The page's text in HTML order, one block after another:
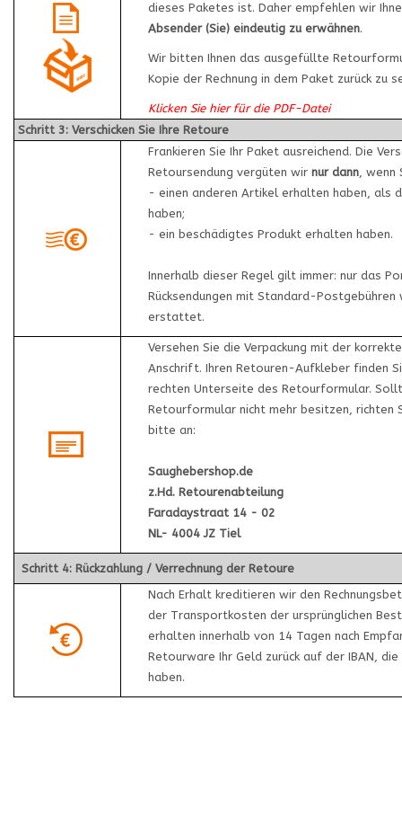
dieses Paketes ist. Daher empfehlen wir
Absender (Sie) eindeutig zu erwähnen.
Wir bitten Ihnen das ausgefüllte
Kopie der Rechnung in dem Paket zurück zu
Klicken Sie hier für die PDF-Datei
Schritt 3: Verschicken Sie Ihre Retoure
Frankieren Sie Ihr Paket ausreichend. Die
Retoursendung vergüten wir nur dann, wenn
- einen anderen Artikel erhalten haben, als
haben;
- ein beschädigtes Produkt erhalten haben.
Innerhalb dieser Regel gilt immer: nur das
Rücksendungen mit Standard-Postgebühren
erstattet.
Versehen Sie die Verpackung mit der
Anschrift. Ihren Retouren-Aufkleber finden
rechten Unterseite des Retourformular.
Retourformular nicht mehr besitzen, richten
bitte an:
Saughebershop.de
z.Hd. Retourenabteilung
Faradaystraat 14 - 02
NL- 4004 JZ Tiel
Schritt 4: Rückzahlung / Verrechnung der Retoure
Nach Erhalt kreditieren wir den
der Transportkosten der ursprünglichen
erhalten innerhalb von 14 Tagen nach
Retourware Ihr Geld zurück auf der IBAN,
haben.